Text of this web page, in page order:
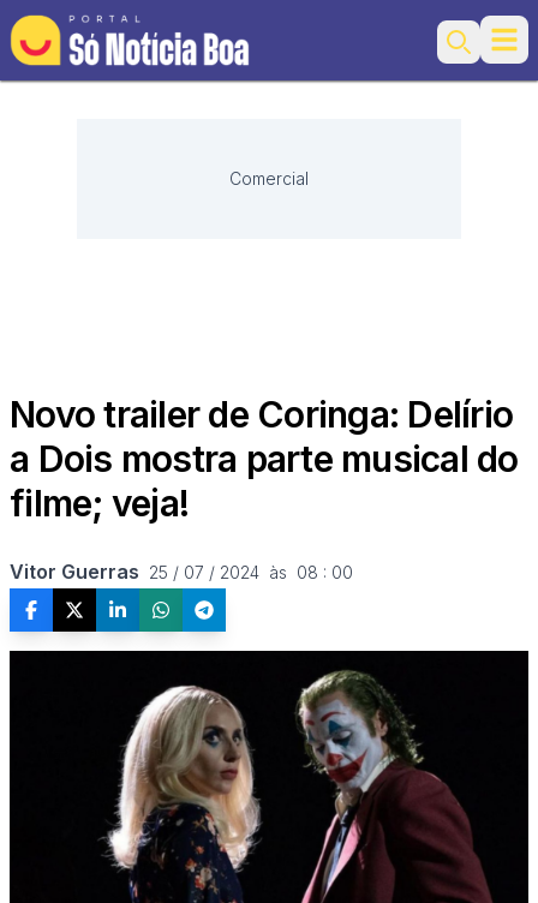
Search
Comercial
Novo trailer de Coringa: Delírio
a Dois mostra parte musical do
filme; veja!
Vitor Guerras 25 / 07 / 2024  às  08 : 00